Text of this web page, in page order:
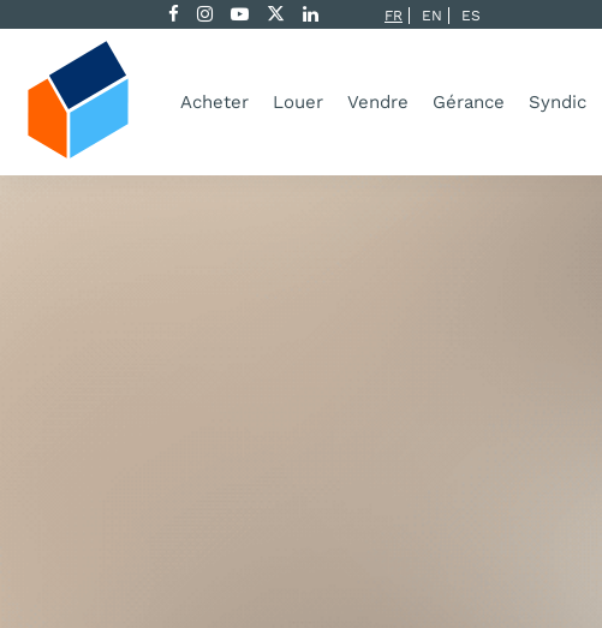
FR EN ES
Acheter Louer Vendre Gérance Syndic